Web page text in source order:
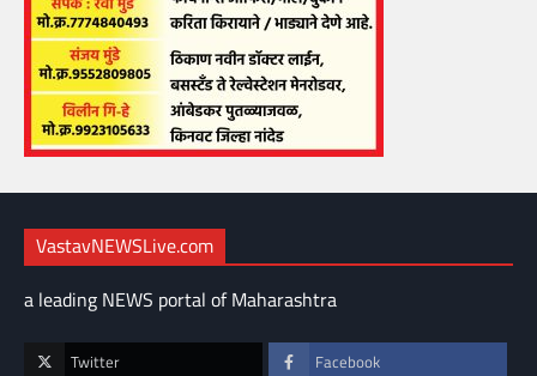
VastavNEWSLive.com
a leading NEWS portal of Maharashtra
Twitter Facebook